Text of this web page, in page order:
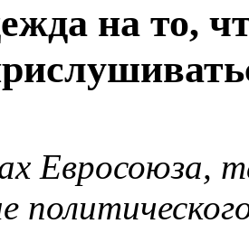
на то,
Евросоюза,